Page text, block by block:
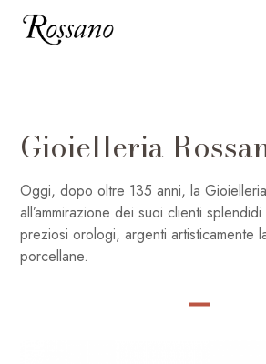
Gioielleria
Oggi, dopo oltre 135 anni, la
all’ammirazione dei suoi clienti
preziosi orologi, argenti artisticamente
porcellane.